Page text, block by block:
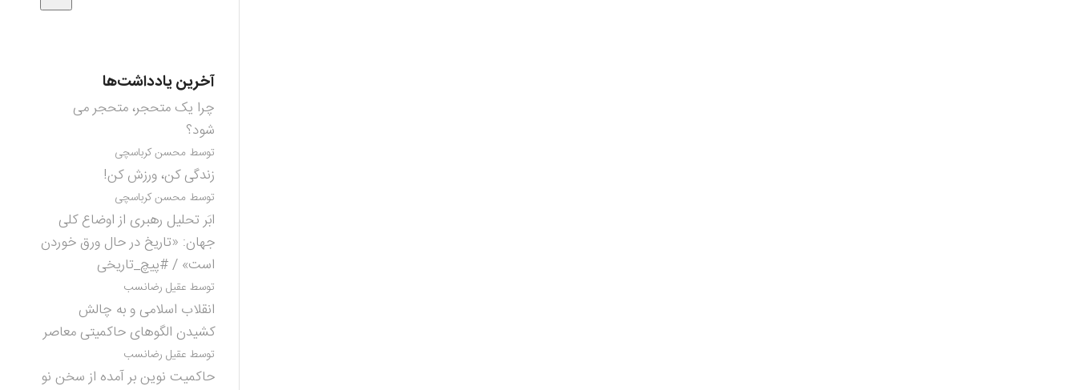
آخرین یادداشت‌ها
چرا یک متحجر، متحجر می
شود؟
توسط محسن کرباسچی
زندگی کن، ورزش کن!
توسط محسن کرباسچی
ابَر تحلیل رهبری از اوضاع کلی
جهان: «تاریخ در حال ورق خوردن
است» / #پیچ_تاریخی
توسط عقیل رضانسب
انقلاب اسلامی و به چالش
کشیدن الگوهای حاکمیتی معاصر
توسط عقیل رضانسب
حاکمیت نوین بر آمده از سخن نو